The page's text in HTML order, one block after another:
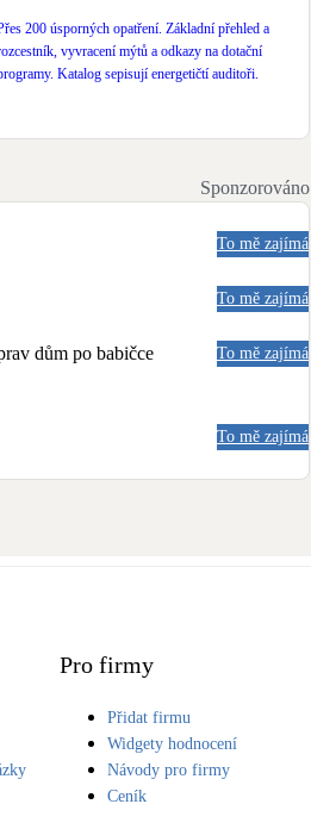
200 úsporných opatření. Základní přehled a
vyvracení mýtů a odkazy na dotační
Katalog sepisují energetičtí auditoři.
Sponzorováno
To mě zajímá
To mě zajímá
dům po babičce To mě zajímá
To mě zajímá
Pro firmy
Přidat firmu
Widgety hodnocení
Návody pro firmy
Ceník